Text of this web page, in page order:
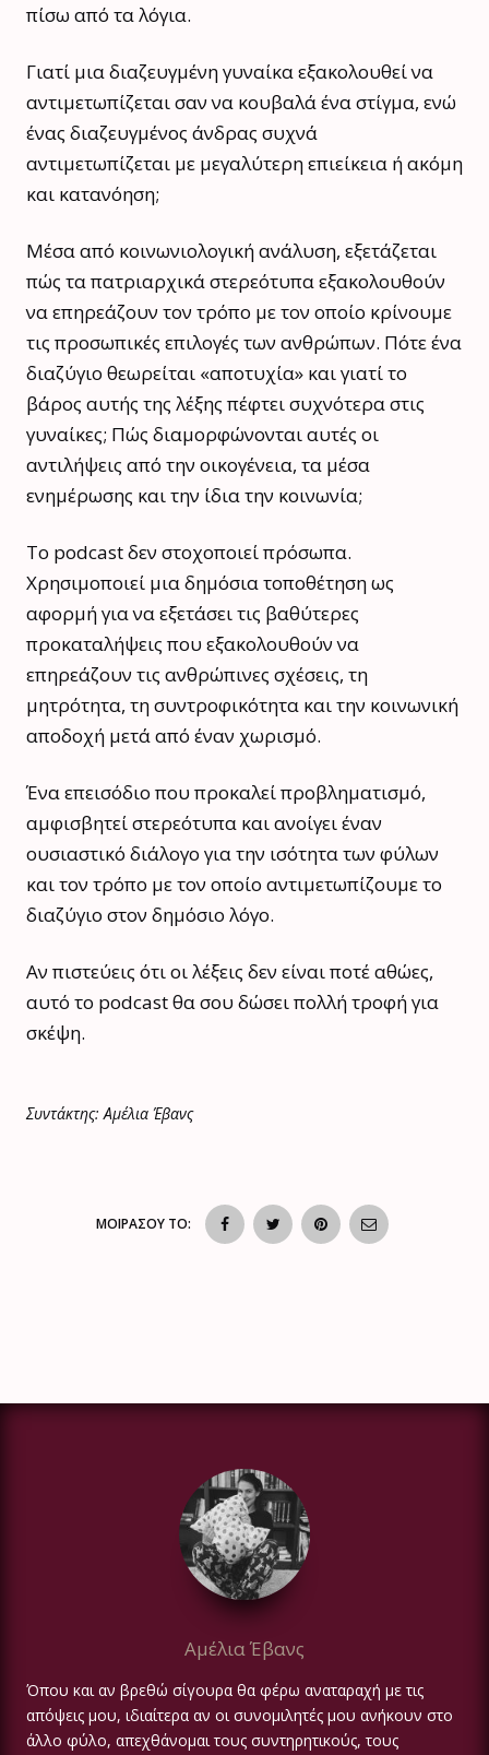
πίσω από τα λόγια.
Γιατί μια διαζευγμένη γυναίκα εξακολουθεί να
αντιμετωπίζεται σαν να κουβαλά ένα στίγμα, ενώ
ένας διαζευγμένος άνδρας συχνά
αντιμετωπίζεται με μεγαλύτερη επιείκεια ή ακόμη
και κατανόηση;
Μέσα από κοινωνιολογική ανάλυση, εξετάζεται
πώς τα πατριαρχικά στερεότυπα εξακολουθούν
να επηρεάζουν τον τρόπο με τον οποίο κρίνουμε
τις προσωπικές επιλογές των ανθρώπων. Πότε ένα
διαζύγιο θεωρείται «αποτυχία» και γιατί το
βάρος αυτής της λέξης πέφτει συχνότερα στις
γυναίκες; Πώς διαμορφώνονται αυτές οι
αντιλήψεις από την οικογένεια, τα μέσα
ενημέρωσης και την ίδια την κοινωνία;
Το podcast δεν στοχοποιεί πρόσωπα.
Χρησιμοποιεί μια δημόσια τοποθέτηση ως
αφορμή για να εξετάσει τις βαθύτερες
προκαταλήψεις που εξακολουθούν να
επηρεάζουν τις ανθρώπινες σχέσεις, τη
μητρότητα, τη συντροφικότητα και την κοινωνική
αποδοχή μετά από έναν χωρισμό.
Ένα επεισόδιο που προκαλεί προβληματισμό,
αμφισβητεί στερεότυπα και ανοίγει έναν
ουσιαστικό διάλογο για την ισότητα των φύλων
και τον τρόπο με τον οποίο αντιμετωπίζουμε το
διαζύγιο στον δημόσιο λόγο.
Αν πιστεύεις ότι οι λέξεις δεν είναι ποτέ αθώες,
αυτό το podcast θα σου δώσει πολλή τροφή για
σκέψη.
Συντάκτης: Αμέλια Έβανς
ΜΟΙΡΑΣΟΥ ΤΟ:
Αμέλια Έβανς
Όπου και αν βρεθώ σίγουρα θα φέρω αναταραχή με τις
απόψεις μου, ιδιαίτερα αν οι συνομιλητές μου ανήκουν στο
άλλο φύλο, απεχθάνομαι τους συντηρητικούς, τους